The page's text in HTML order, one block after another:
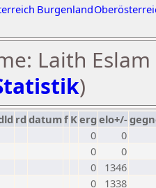
Burgenland
Laith Eslam
)
rd datumf Kerg elo+/-
0
0
0
0
0
1346
0
1338